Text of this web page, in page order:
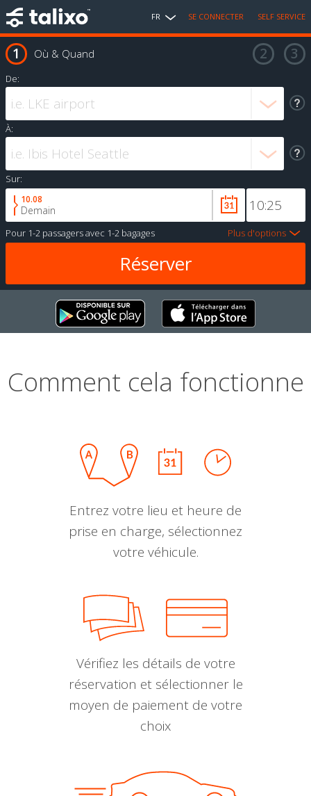
FR SE CONNECTER SELF SERVICE
Où & Quand
De:
À:
Sur:
10.08
Demain
Pour 1-2 passagersavec 1-2 bagages Plus d'options
Comment cela fonctionne
Entrez votre lieu et heure de
prise en charge, sélectionnez
votre véhicule.
Vérifiez les détails de votre
réservation et sélectionner le
moyen de paiement de votre
choix